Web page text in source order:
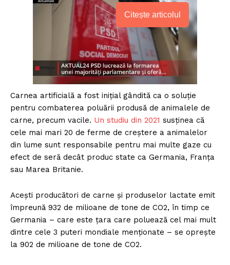
Citește articolul
Carnea artificială a fost inițial gândită ca o soluție
pentru combaterea poluării produsă de animalele de
carne, precum vacile. Un studiu din 2021 susținea că
cele mai mari 20 de ferme de creştere a animalelor
din lume sunt responsabile pentru mai multe gaze cu
efect de seră decât produc state ca Germania, Franţa
sau Marea Britanie.
Acești producători de carne şi produselor lactate emit
împreună 932 de milioane de tone de CO2, în timp ce
Germania – care este ţara care poluează cel mai mult
dintre cele 3 puteri mondiale menţionate – se opreşte
la 902 de milioane de tone de CO2.